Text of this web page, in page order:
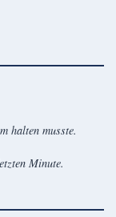
halten musste.
Minute.